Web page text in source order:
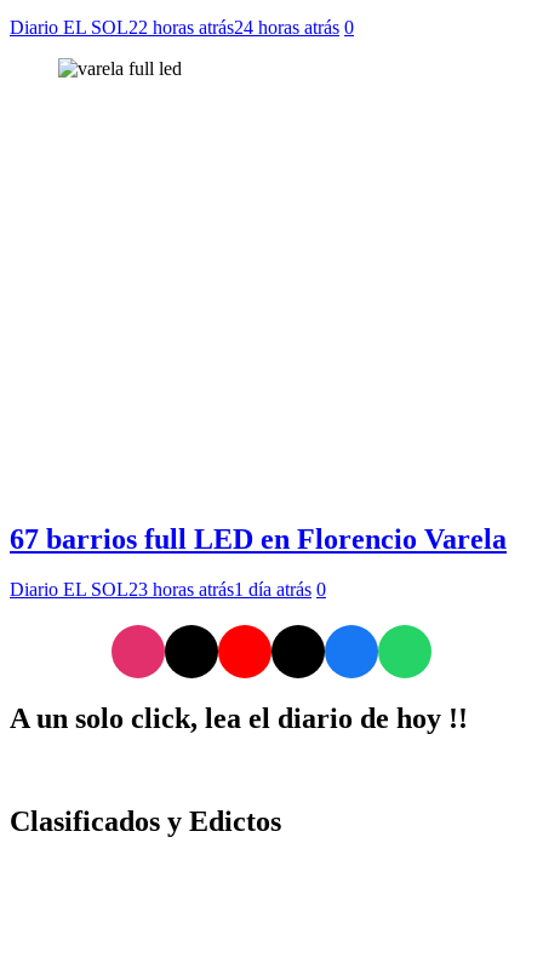
Diario EL SOL22 horas atrás24 horas atrás 0
67 barrios full LED en Florencio Varela
Diario EL SOL23 horas atrás1 día atrás 0
A un solo click, lea el diario de hoy !!
Clasificados y Edictos